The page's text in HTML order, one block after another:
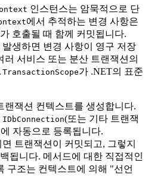
인스턴스는 암묵적으로 단
에서 추적하는 변경 사항은
가 호출될 때 함께 커밋됩니다.
발생하면 변경 사항이 영구 저장
서비스 또는 분산 트랜잭션의
가 .NET의 표준
랜잭션 컨텍스트를 생성합니다.
IDbConnection(또는 기타 트랜잭
자동으로 등록됩니다.
트랜잭션이 커밋되고, 그렇지
됩니다. 메서드에 대한 직접적인
구조는 컨텍스트에 의해 "선언